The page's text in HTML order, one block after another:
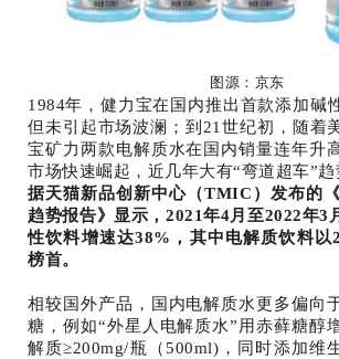
图源：京东
1984年，健力宝在国内推出首款添加碱
但未引起市场波澜；到21世纪初，随着
宝矿力两款电解质水在国内销量连年升
市场快速崛起，近几年大有“弯道超车”趋
据天猫新品创新中心（TMIC）发布的
趋势报告》显示，2021年4月至2022年3
性饮料增速达38%，其中电解质饮料以
榜首。
相较国外产品，国内电解质水更多偏向
糖，例如“外星人电解质水”用赤藓糖醇
解质≥200mg/瓶（500ml)，同时添加维